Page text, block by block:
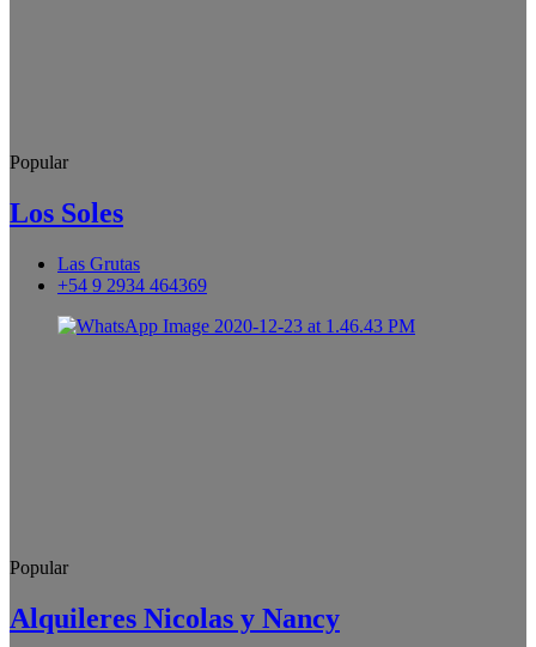
Popular
Los Soles
Las Grutas
+54 9 2934 464369
Popular
Alquileres Nicolas y Nancy